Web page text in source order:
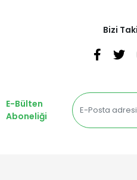
Bizi
E-Bülten
Aboneliği